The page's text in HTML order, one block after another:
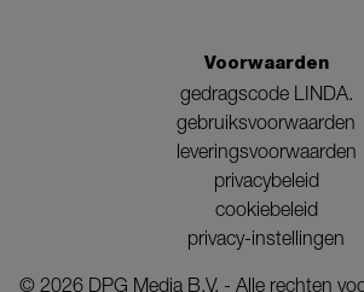
Voorwaarden
gedragscode LINDA.
gebruiksvoorwaarden
leveringsvoorwaarden
privacybeleid
cookiebeleid
privacy-instellingen
© 2026 DPG Media B.V. - Alle rechten